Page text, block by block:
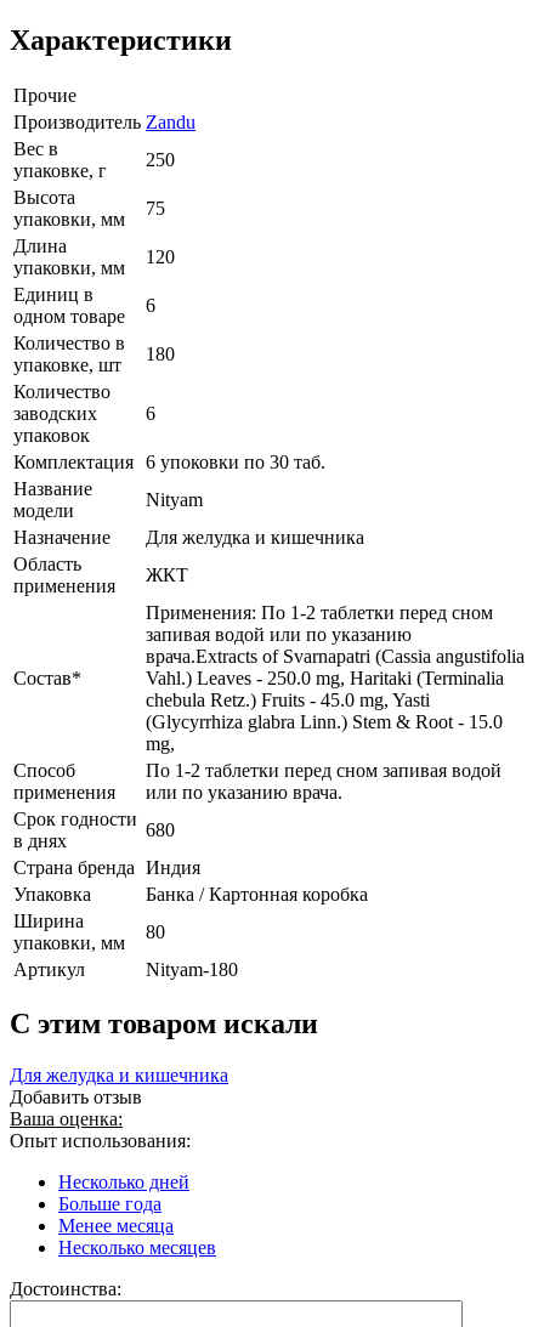
Характеристики
Прочие
Производитель Zandu
Вес в
упаковке, г
250
Высота
упаковки, мм
75
Длина
упаковки, мм
120
Единиц в
одном товаре
6
Количество в
упаковке, шт
180
Количество
заводских
упаковок
6
Комплектация 6 упоковки по 30 таб.
Название
модели
Nityam
Назначение
Для желудка и кишечника
Область
применения
ЖКТ
Состав*
Применения: По 1-2 таблетки перед сном
запивая водой или по указанию
врача.Extracts of Svarnapatri (Cassia angustifolia
Vahl.) Leaves - 250.0 mg, Haritaki (Terminalia
chebula Retz.) Fruits - 45.0 mg, Yasti
(Glycyrrhiza glabra Linn.) Stem & Root - 15.0
mg,
Способ
применения
По 1-2 таблетки перед сном запивая водой
или по указанию врача.
Срок годности
в днях
680
Страна бренда Индия
Упаковка
Банка / Картонная коробка
Ширина
упаковки, мм
80
Артикул
Nityam-180
C этим товаром искали
Для желудка и кишечника
Добавить отзыв
Ваша оценка:
Опыт использования:
Несколько дней
Больше года
Менее месяца
Несколько месяцев
Достоинства: